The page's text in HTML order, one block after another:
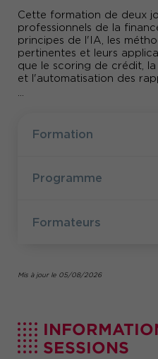
Cette formation de deux
professionnels de la
principes de l'IA, les
pertinentes et leurs
que le scoring de crédit,
et l'automatisation des
trois types
supervisé et par
spécifiques pour le
...
Formation
Programme
Formateurs
Mis à jour le 05/08/2026
SESSIONS